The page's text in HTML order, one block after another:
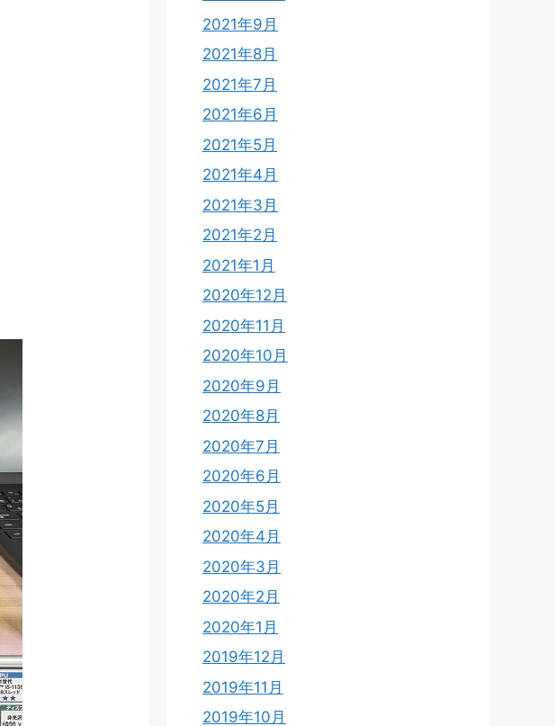
2021年9月
2021年8月
2021年7月
2021年6月
2021年5月
2021年4月
2021年3月
2021年2月
2021年1月
2020年12月
2020年11月
2020年10月
2020年9月
2020年8月
2020年7月
2020年6月
2020年5月
2020年4月
2020年3月
2020年2月
2020年1月
2019年12月
2019年11月
2019年10月